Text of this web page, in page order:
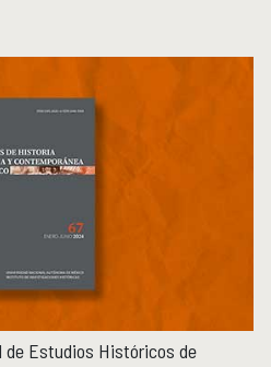
Estudios Históricos de